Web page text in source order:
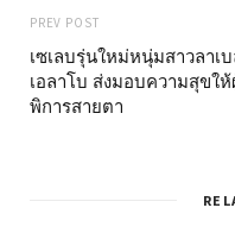
PREV POST
เซเลบรุ่นใหม่หนุ่มสาวลาเ
เอลาโบ ส่งมอบความสุขใ
พิการสายตา